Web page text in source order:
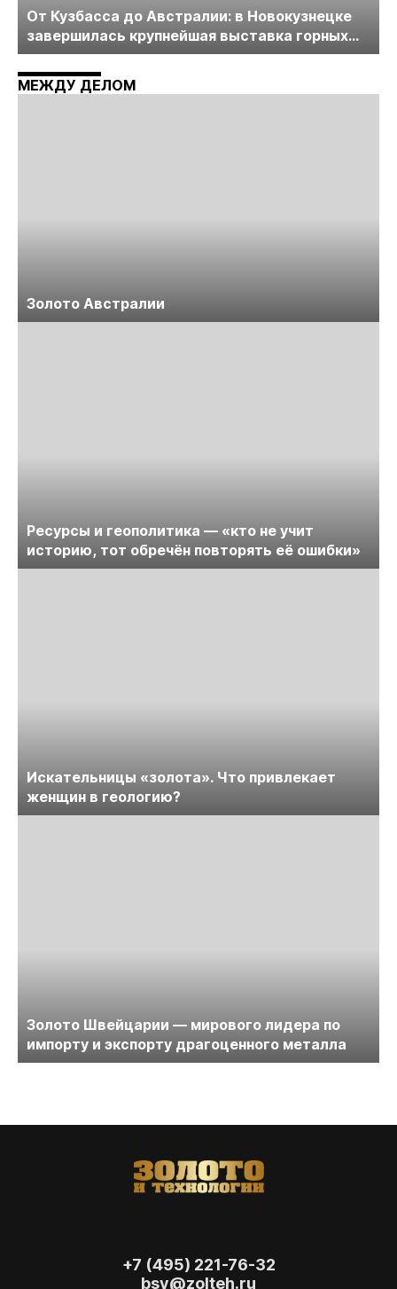
От Кузбасса до Австралии: в Новокузнецке
завершилась крупнейшая выставка горных
технологий «Недра России. Уголь России и
Майнинг»
МЕЖДУ ДЕЛОМ
Золото Австралии
Ресурсы и геополитика — «кто не учит
историю, тот обречён повторять её ошибки»
Искательницы «золота». Что привлекает
женщин в геологию?
Золото Швейцарии — мирового лидера по
импорту и экспорту драгоценного металла
+7 (495) 221-76-32
bsv@zolteh.ru